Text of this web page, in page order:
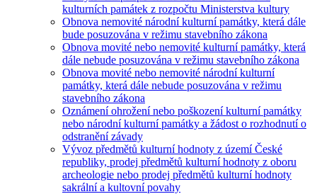
kulturních památek z rozpočtu Ministerstva kultury
Obnova nemovité národní kulturní památky, která dále
bude posuzována v režimu stavebního zákona
Obnova movité nebo nemovité kulturní památky, která
dále nebude posuzována v režimu stavebního zákona
Obnova movité nebo nemovité národní kulturní
památky, která dále nebude posuzována v režimu
stavebního zákona
Oznámení ohrožení nebo poškození kulturní památky
nebo národní kulturní památky a žádost o rozhodnutí o
odstranění závady
Vývoz předmětů kulturní hodnoty z území České
republiky, prodej předmětů kulturní hodnoty z oboru
archeologie nebo prodej předmětů kulturní hodnoty
sakrální a kultovní povahy